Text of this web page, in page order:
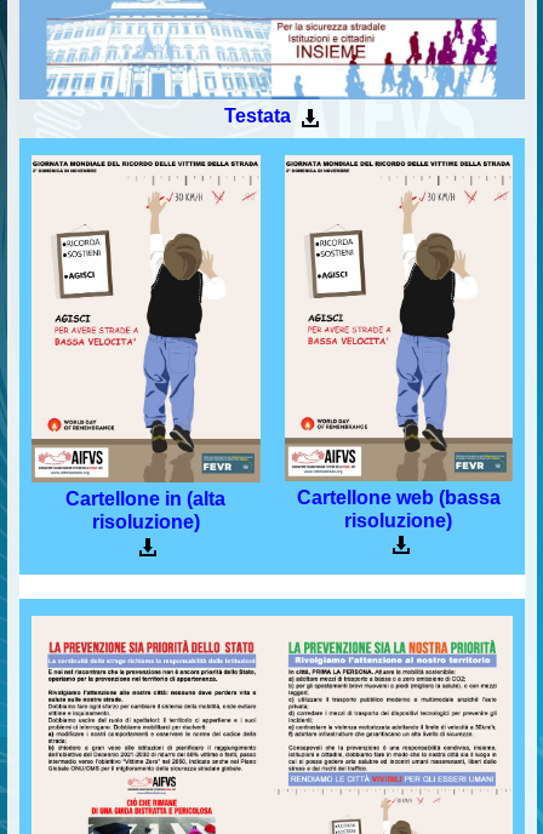
Testata
Cartellone in (alta
risoluzione)
Cartellone web (bassa
risoluzione)